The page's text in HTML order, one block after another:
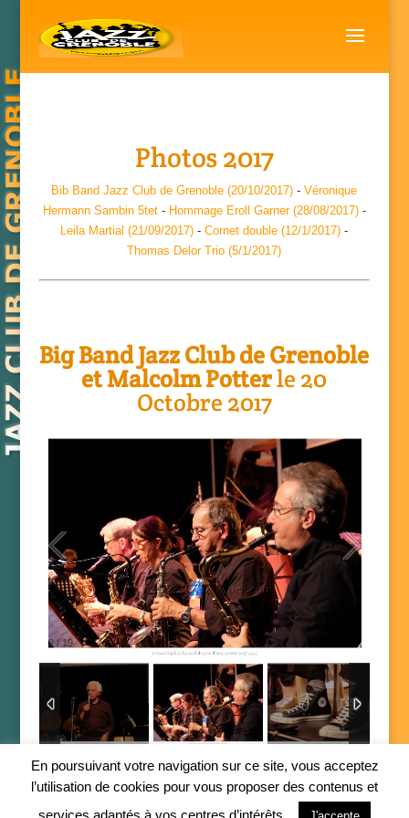
Photos 2017
Bib Band Jazz Club de Grenoble (20/10/2017) - Véronique
Hermann Sambin 5tet-Hommage Eroll Garner (28/08/2017)-
Leila Martial (21/09/2017) - Cornet double (12/1/2017) -
Thomas Delor Trio (5/1/2017)
Big Band Jazz Club de Grenoble
et Malcolm Potterle 20
Octobre 2017
2/ 19
En poursuivant votre navigation sur ce site, vous acceptez
l’utilisation de cookies pour vous proposer des contenus et
services adaptés à vos centres d’intérêts. .